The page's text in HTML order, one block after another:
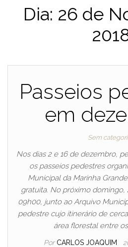
Dia: 26 de
Passeios
em
Sem
Nos dias 2 e 16 de dezembro,
os passeios pedestres
Municipal da Marinha
gratuita. No próximo
09h00, junto ao Arquivo
pedestre cujo itinerário de
área florestal entre
Por CARLOS JOAQUIM